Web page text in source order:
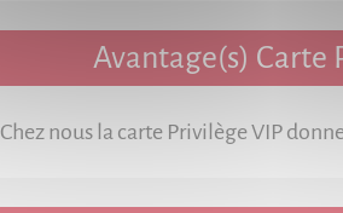
Avantage(s) Carte
Chez nous la carte Privilège VIP